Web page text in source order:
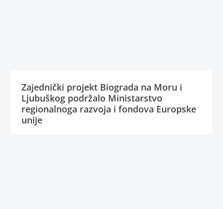
Zajednički projekt Biograda na Moru i
Ljubuškog podržalo Ministarstvo
regionalnoga razvoja i fondova Europske
unije